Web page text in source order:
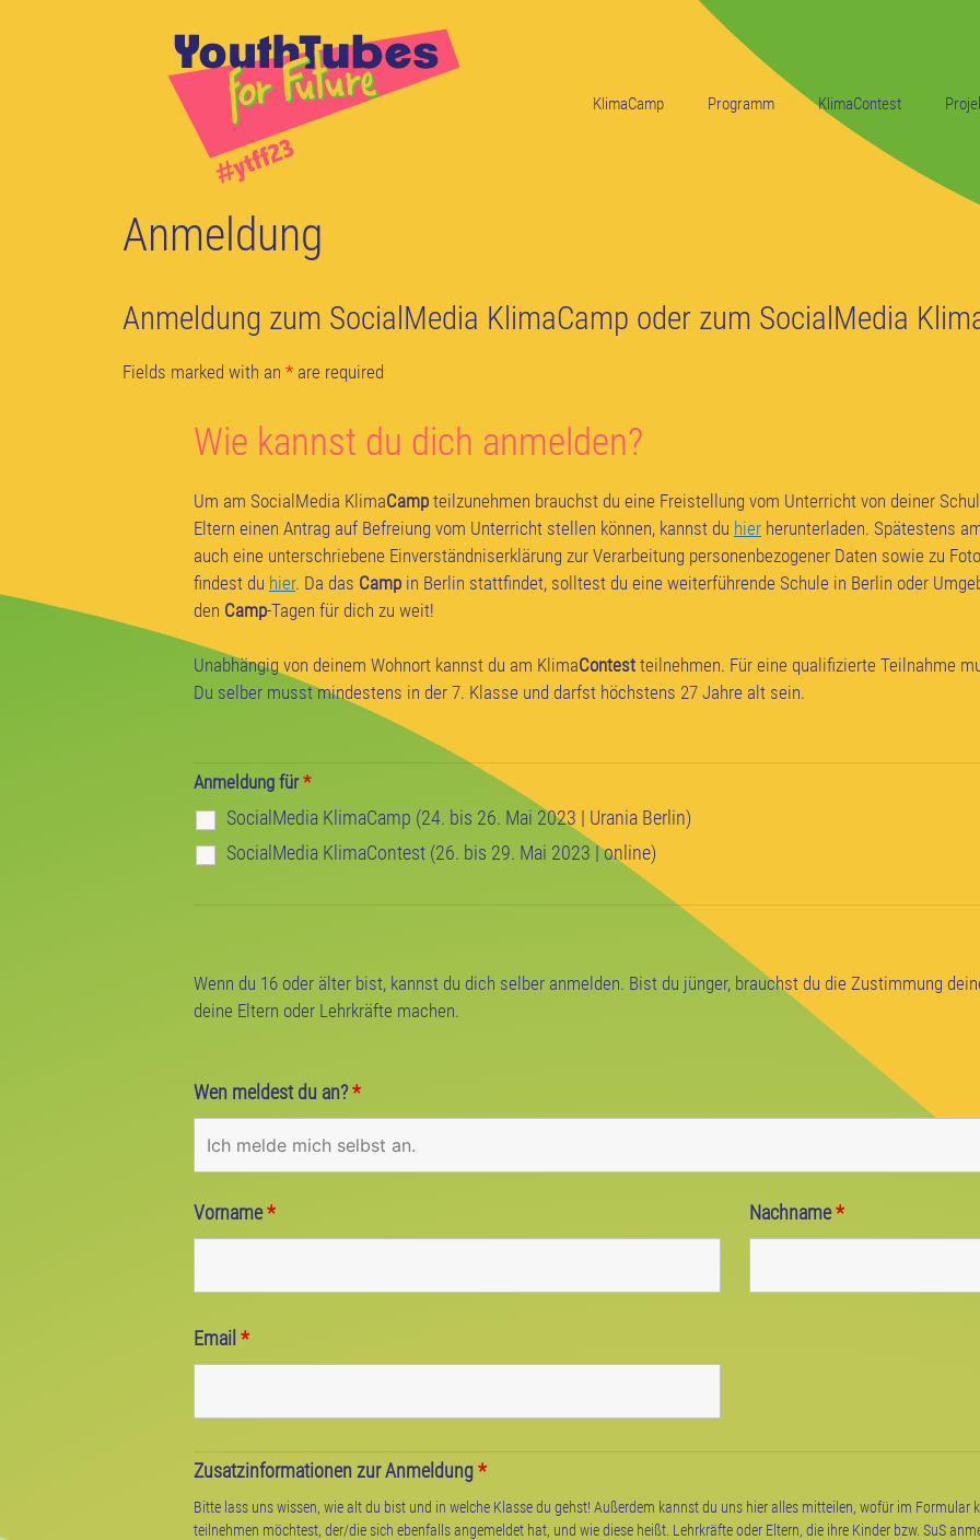
KlimaCamp Programm KlimaContest
Anmeldung
Anmeldung zum SocialMedia KlimaCamp oder zum SocialMedia
Fields marked with an * are required
Wie kannst du dich anmelden?
Um am SocialMedia KlimaCamp teilzunehmen brauchst du eine Freistellung vom Unterricht von deiner
Eltern einen Antrag auf Befreiung vom Unterricht stellen können, kannst du hier herunterladen. Spätestens
auch eine unterschriebene Einverständniserklärung zur Verarbeitung personenbezogener Daten sowie zu
findest du hier. Da das Camp in Berlin stattfindet, solltest du eine weiterführende Schule in Berlin oder
den Camp-Tagen für dich zu weit!
Unabhängig von deinem Wohnort kannst du am KlimaContest teilnehmen. Für eine qualifizierte Teilnahme
Du selber musst mindestens in der 7. Klasse und darfst höchstens 27 Jahre alt sein.
Anmeldung für*
SocialMedia KlimaCamp (24. bis 26. Mai 2023 | Urania Berlin)
SocialMedia KlimaContest (26. bis 29. Mai 2023 | online)
Wenn du 16 oder älter bist, kannst du dich selber anmelden. Bist du jünger, brauchst du die Zustimmung
deine Eltern oder Lehrkräfte machen.
Wen meldest du an?*
Vorname* Nachname*
Email *
Zusatzinformationen zur Anmeldung*
Bitte lass uns wissen, wie alt du bist und in welche Klasse du gehst! Außerdem kannst du uns hier alles mitteilen, wofür im Formular
teilnehmen möchtest, der/die sich ebenfalls angemeldet hat, und wie diese heißt. Lehrkräfte oder Eltern, die ihre Kinder bzw. SuS